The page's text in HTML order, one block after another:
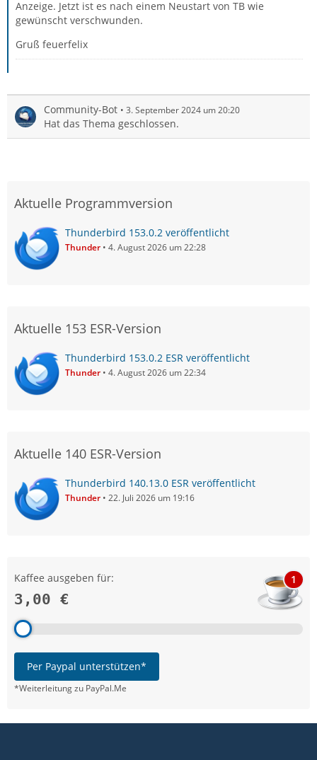
Anzeige. Jetzt ist es nach einem Neustart von TB wie
gewünscht verschwunden.
Gruß feuerfelix
Community-Bot 3. September 2024 um 20:20
Hat das Thema geschlossen.
Aktuelle Programmversion
Thunderbird 153.0.2 veröffentlicht
Thunder 4. August 2026 um 22:28
Aktuelle 153 ESR-Version
Thunderbird 153.0.2 ESR veröffentlicht
Thunder 4. August 2026 um 22:34
Aktuelle 140 ESR-Version
Thunderbird 140.13.0 ESR veröffentlicht
Thunder 22. Juli 2026 um 19:16
Kaffee ausgeben für:
3,00 €
1
Per Paypal unterstützen*
*Weiterleitung zu PayPal.Me